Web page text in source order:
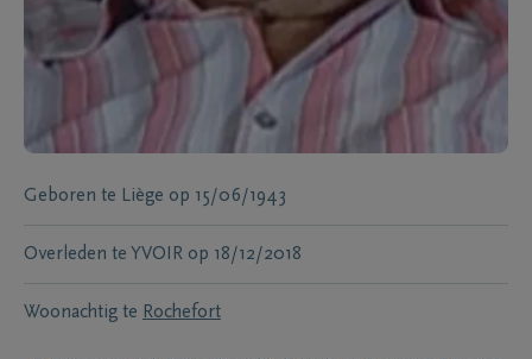
Geboren te Liège op 15/06/1943
Overleden te YVOIR op 18/12/2018
Woonachtig te Rochefort